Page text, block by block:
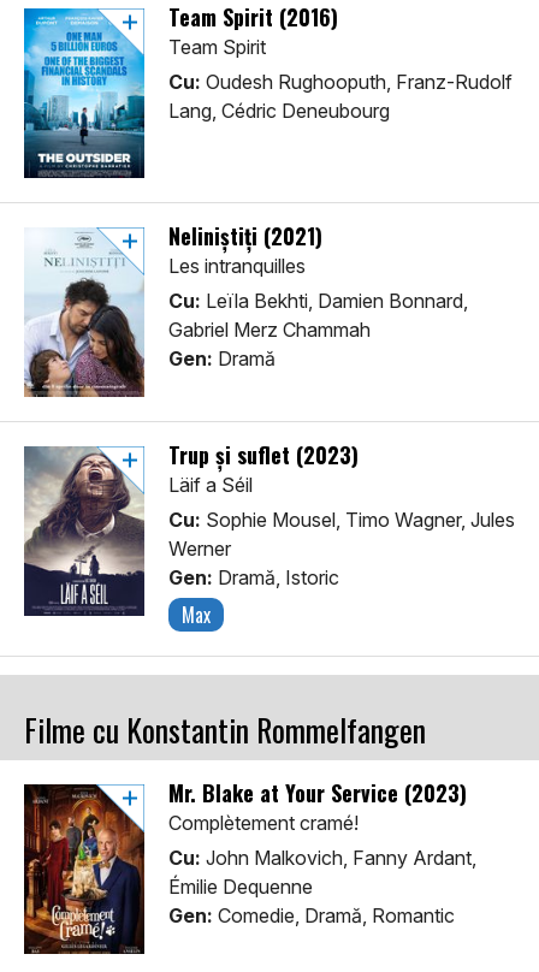
Team Spirit (2016)
Team Spirit
Cu: Oudesh Rughooputh, Franz-Rudolf
Lang, Cédric Deneubourg
Neliniștiți (2021)
Les intranquilles
Cu: Leïla Bekhti, Damien Bonnard,
Gabriel Merz Chammah
Gen: Dramă
Trup și suflet (2023)
Läif a Séil
Cu: Sophie Mousel, Timo Wagner, Jules
Werner
Gen: Dramă, Istoric
Max
Filme cu Konstantin Rommelfangen
Mr. Blake at Your Service (2023)
Complètement cramé!
Cu: John Malkovich, Fanny Ardant,
Émilie Dequenne
Gen: Comedie, Dramă, Romantic